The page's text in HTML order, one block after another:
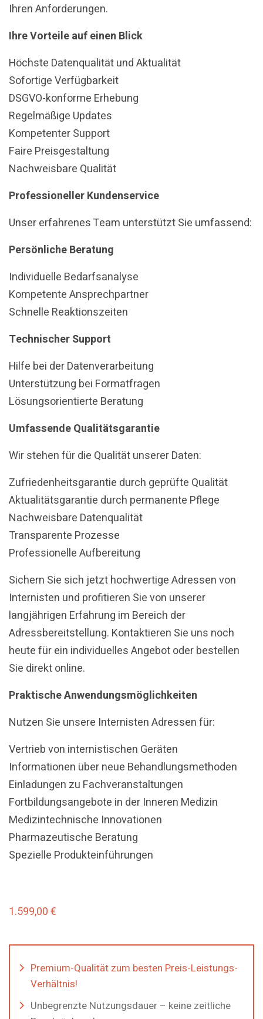
Ihren Anforderungen.
Ihre Vorteile auf einen Blick
Höchste Datenqualität und Aktualität
Sofortige Verfügbarkeit
DSGVO-konforme Erhebung
Regelmäßige Updates
Kompetenter Support
Faire Preisgestaltung
Nachweisbare Qualität
Professioneller Kundenservice
Unser erfahrenes Team unterstützt Sie umfassend:
Persönliche Beratung
Individuelle Bedarfsanalyse
Kompetente Ansprechpartner
Schnelle Reaktionszeiten
Technischer Support
Hilfe bei der Datenverarbeitung
Unterstützung bei Formatfragen
Lösungsorientierte Beratung
Umfassende Qualitätsgarantie
Wir stehen für die Qualität unserer Daten:
Zufriedenheitsgarantie durch geprüfte Qualität
Aktualitätsgarantie durch permanente Pflege
Nachweisbare Datenqualität
Transparente Prozesse
Professionelle Aufbereitung
Sichern Sie sich jetzt hochwertige Adressen von
Internisten und profitieren Sie von unserer
langjährigen Erfahrung im Bereich der
Adressbereitstellung. Kontaktieren Sie uns noch
heute für ein individuelles Angebot oder bestellen
Sie direkt online.
Praktische Anwendungsmöglichkeiten
Nutzen Sie unsere Internisten Adressen für:
Vertrieb von internistischen Geräten
Informationen über neue Behandlungsmethoden
Einladungen zu Fachveranstaltungen
Fortbildungsangebote in der Inneren Medizin
Medizintechnische Innovationen
Pharmazeutische Beratung
Spezielle Produkteinführungen
1.599,00€
Premium-Qualität zum besten Preis-Leistungs-
Verhältnis!
Unbegrenzte Nutzungsdauer – keine zeitliche